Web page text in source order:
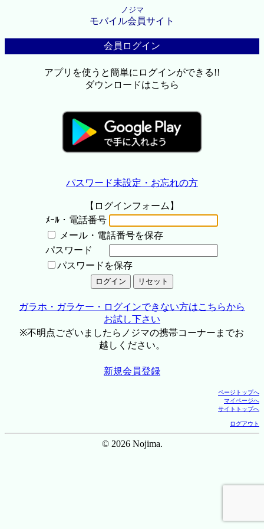
ノジマ
モバイル会員サイト
会員ログイン
アプリを使うと簡単にログインができる!!
ダウンロードはこちら
パスワード未設定・お忘れの方
【ログインフォーム】
ﾒｰﾙ・電話番号
メール・電話番号を保存
パスワード
パスワードを保存
ガラホ・ガラケー・ログインできない方はこちらから
お試し下さい
※不明点ございましたらノジマの携帯コーナーまでお
越しください。
新規会員登録
ページトップへ
マイページへ
サイトトップへ
ログアウト
© 2026 Nojima.